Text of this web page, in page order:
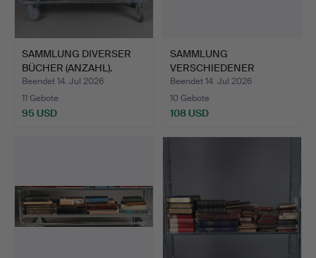
SAMMLUNG DIVERSER
BÜCHER (ANZAHL).
Beendet 14. Jul 2026
11 Gebote
95 USD
SAMMLUNG
VERSCHIEDENER
BÜCHER (ANZAHL).
Beendet 14. Jul 2026
10 Gebote
108 USD